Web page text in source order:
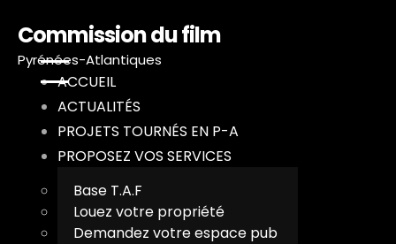
Commission du film
Pyrénées-Atlantiques
ACCUEIL
ACTUALITÉS
PROJETS TOURNÉS EN P-A
PROPOSEZ VOS SERVICES
Base T.A.F
Louez votre propriété
Demandez votre espace pub